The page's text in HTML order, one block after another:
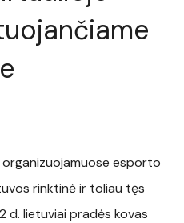
esporto
rinktinė ir toliau tęs
d. lietuviai pradės kovas